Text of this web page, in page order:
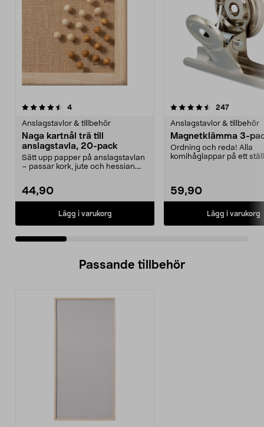
4recensioner
Anslagstavlor & tillbehör
Naga kartnål trä till
anslagstavla, 20-pack
Sätt upp papper på anslagstavlan
– passar kork, jute och hessian.
44,90
Lägg i varukorg
4.5 av 5 stjärnor 247
Anslagstavlor & tillbehör
Magnetklämma 3-
Ordning och reda! Alla
komihåglappar på ett
59,90
Lägg i varukorg
4.0 av 5 stjärnor
Passande tillbehör